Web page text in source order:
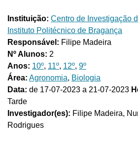
Instituição: Centro de Investigação
Instituto Politécnico de Bragança
Responsável: Filipe Madeira
Nº Alunos: 2
Anos: 10º, 11º, 12º, 9º
Área: Agronomia, Biologia
Data: de 17-07-2023 a 21-07-2023
Tarde
Investigador(es): Filipe Madeira,
Rodrigues